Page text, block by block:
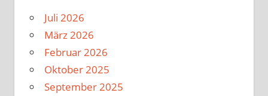
Juli 2026
März 2026
Februar 2026
Oktober 2025
September 2025